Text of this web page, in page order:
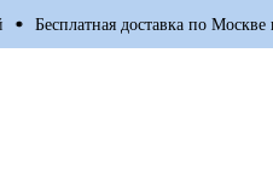
Бесплатная доставка по Москве при